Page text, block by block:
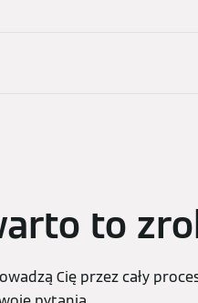
to
Cię przez cały